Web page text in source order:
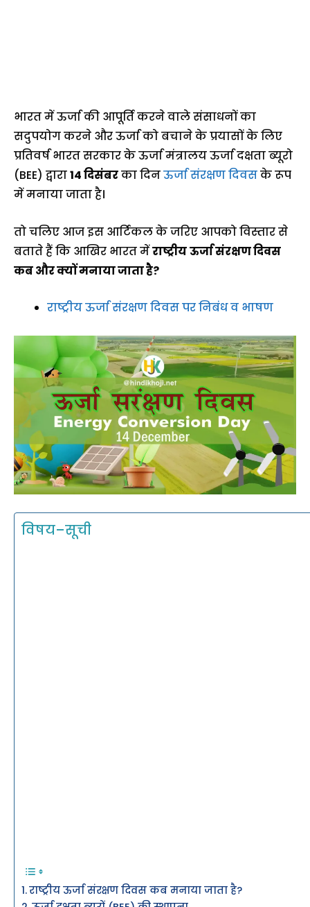
भारत में ऊर्जा की आपूर्ति करने वाले संसाधनों का
सदुपयोग करने और ऊर्जा को बचाने के प्रयासों के लिए
प्रतिवर्ष भारत सरकार के ऊर्जा मंत्रालय ऊर्जा दक्षता ब्‍यूरो
(BEE) द्वारा14 दिसंबरका दिनऊर्जा संरक्षण दिवसके रूप
में मनाया जाता है।
तो चलिए आज इस आर्टिकल के जरिए आपको विस्तार से
बताते हैं कि आखिर भारत मेंराष्ट्रीयऊर्जा संरक्षण दिवस
कब और क्यों मनाया जाता है?
राष्ट्रीय ऊर्जा संरक्षण दिवस पर निबंध व भाषण
विषय–सूची
राष्ट्रीय ऊर्जा संरक्षण दिवस कब मनाया जाता है?